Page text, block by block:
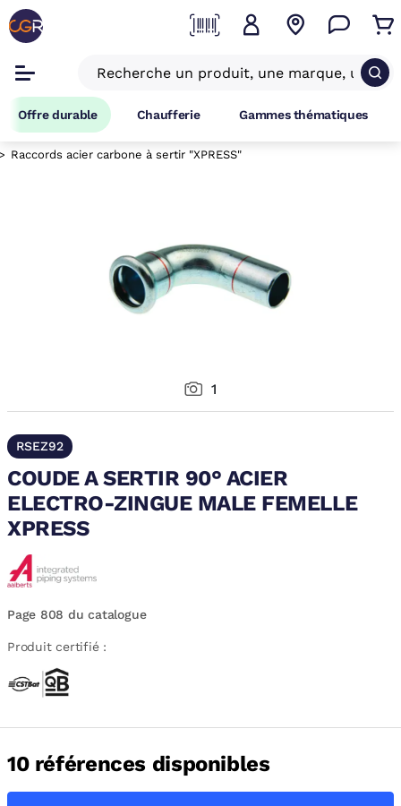
Offre durable Chaufferie Gammes thématiques
Raccords acier carbone à sertir "XPRESS"
1
RSEZ92
COUDE A SERTIR 90° ACIER
ELECTRO-ZINGUE MALE FEMELLE
XPRESS
Page 808 du catalogue
Produit certifié :
10 références disponibles